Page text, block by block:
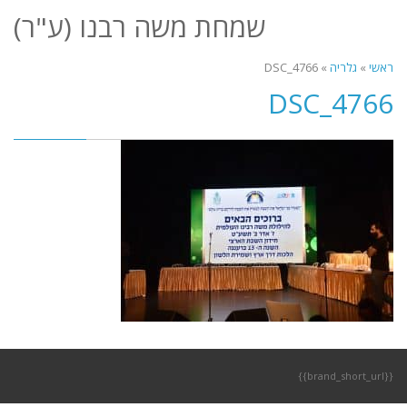
שמחת משה רבנו (ע"ר)
ראשי » גלריה »
DSC_4766
DSC_4766
{{brand_short_url}}